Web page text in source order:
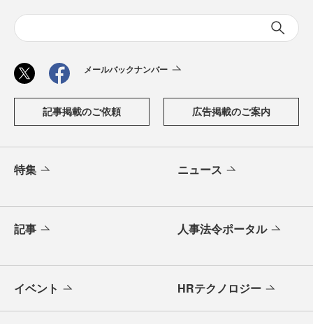
メールバックナンバー
記事掲載のご依頼 広告掲載のご案内
特集 ニュース
記事 人事法令ポータル
イベント HRテクノロジー